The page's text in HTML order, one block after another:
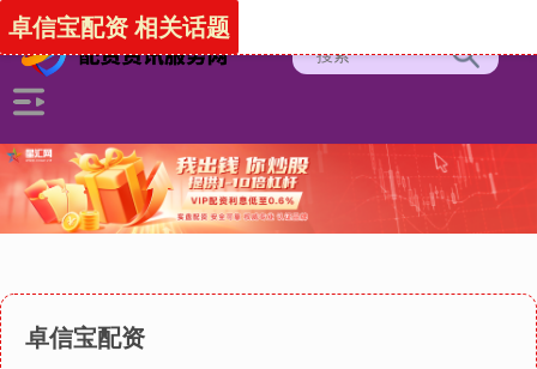
卓信宝配资
卓信宝配资 相关话题